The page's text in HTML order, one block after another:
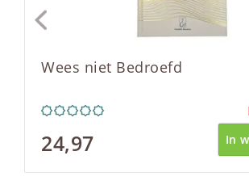
Wees niet Bedroefd
24,97 In